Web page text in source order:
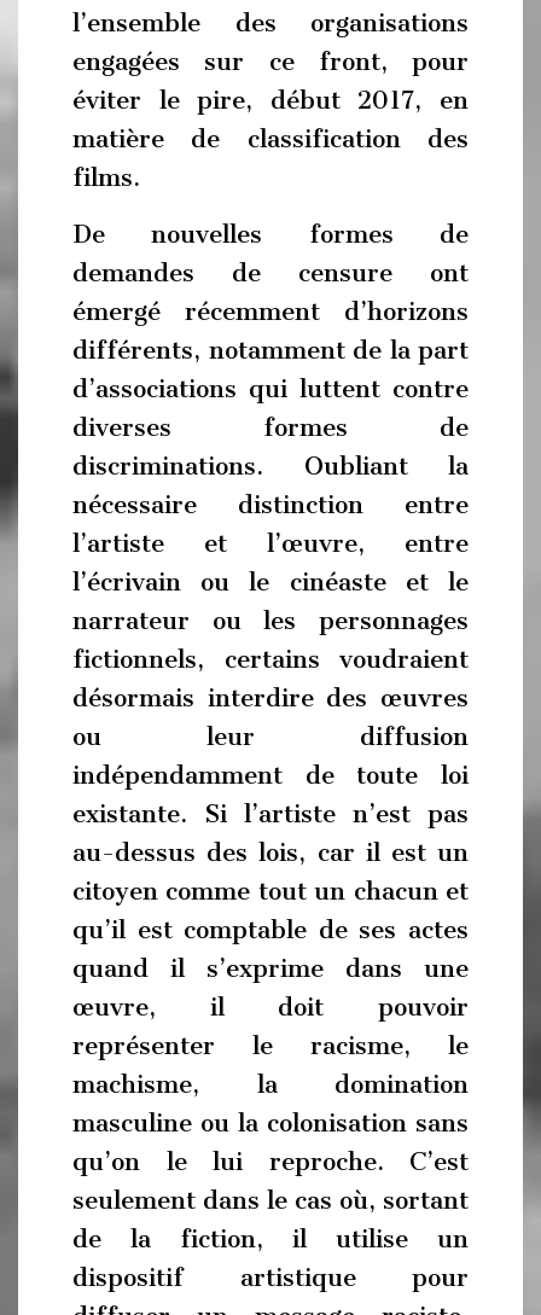
l’ensemble des organisations
engagées sur ce front, pour
éviter le pire, début 2017, en
matière de classification des
films.
De nouvelles formes de
demandes de censure ont
émergé récemment d’horizons
différents, notamment de la part
d’associations qui luttent contre
diverses formes de
discriminations. Oubliant la
nécessaire distinction entre
l’artiste et l’œuvre, entre
l’écrivain ou le cinéaste et le
narrateur ou les personnages
fictionnels, certains voudraient
désormais interdire des œuvres
ou leur diffusion
indépendamment de toute loi
existante. Si l’artiste n’est pas
au-dessus des lois, car il est un
citoyen comme tout un chacun et
qu’il est comptable de ses actes
quand il s’exprime dans une
œuvre, il doit pouvoir
représenter le racisme, le
machisme, la domination
masculine ou la colonisation sans
qu’on le lui reproche. C’est
seulement dans le cas où, sortant
de la fiction, il utilise un
dispositif artistique pour